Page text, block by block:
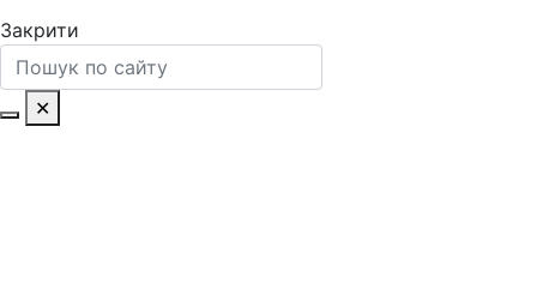
Закрити
✕